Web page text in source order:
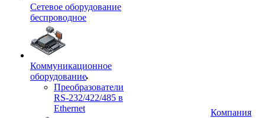
Сетевое оборудование
беспроводное
Коммуникационное
оборудование
Преобразователи
RS-232/422/485 в
Ethernet
Компания